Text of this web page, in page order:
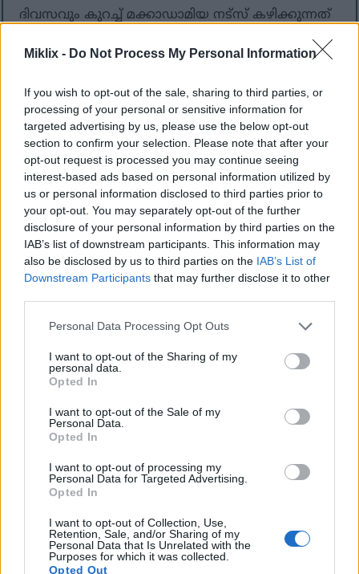
Miklix - Do Not Process My Personal Information
If you wish to opt-out of the sale, sharing to third parties, or
processing of your personal or sensitive information for
targeted advertising by us, please use the below opt-out
section to confirm your selection. Please note that after your
opt-out request is processed you may continue seeing
interest-based ads based on personal information utilized by
us or personal information disclosed to third parties prior to
your opt-out. You may separately opt-out of the further
disclosure of your personal information by third parties on the
IAB’s list of downstream participants. This information may
also be disclosed by us to third parties on the IAB’s List of
Downstream Participants that may further disclose it to other
Please note that this website/app uses one or more Google
not limited to your visit or usage behaviour. You may click to
grant or deny consent to Google and its third-party tags to
use your data for below specified purposes in below Google
consent section.
Personal Data Processing Opt Outs
I want to opt-out of the Sharing of my
personal data.
Opted In
I want to opt-out of the Sale of my
Personal Data.
Opted In
I want to opt-out of processing my
Personal Data for Targeted Advertising.
Opted In
I want to opt-out of Collection, Use,
Retention, Sale, and/or Sharing of my
Personal Data that Is Unrelated with the
Purposes for which it was collected.
Opted Out
ദിവസവും കുറച്ച് മക്കാഡാമിയ നട്‌സ് കഴിക്കുന്നത്
പഠനങ്ങൾ കാണിക്കുന്നു. പലർക്കും എത്ര കലോറി
ഉണ്ടെന്ന് അറിയില്ല. പക്ഷേ, അവ
വിശപ്പ് നിയന്ത്രിക്കാനും സഹായിക്കും.
ശരീരഭാരം കുറയ്ക്കാൻ മക്കാഡാമിയ നട്സ്
നല്ലതാണെന്നതിന്റെ ചില കാരണങ്ങൾ ഇതാ:
വയറു നിറഞ്ഞതായി തോന്നാൻ
സഹായിക്കുന്ന ആരോഗ്യകരമായ
കൊഴുപ്പുകൾ അവയിൽ അടങ്ങിയിട്ടുണ്ട്.
അവ നാരുകളുടെ നല്ല ഉറവിടമാണ്, ഇത്
ദഹനത്തെ മന്ദഗതിയിലാക്കുകയും നിങ്ങളെ
സംതൃപ്തിപ്പെടുത്തുകയും ചെയ്യുന്നു.
അവ പല വിഭവങ്ങളിലും ചേർക്കാൻ
എളുപ്പമാണ്.
നിങ്ങൾക്ക് സംതൃപ്തി തോന്നാനും ശരീരഭാരം
പിന്തുണയ്ക്കാനും സഹായിക്കും.
ആരോഗ്യകരമായ ഭക്ഷണത്തിലേക്കുള്ള ഒരു
ചുവടുവയ്പ്പാണിത്.
കുടലിന്റെ ആരോഗ്യം
മെച്ചപ്പെടുത്തൽ
ആരോഗ്യത്തിന് വളരെ നല്ലതാണ്. അവയിൽ
നാരുകൾ അടങ്ങിയിട്ടുണ്ട്, ഇത് നിങ്ങളുടെ
ദഹനവ്യവസ്ഥയ്ക്ക് നല്ലതാണ്. ഈ നാരുകൾ